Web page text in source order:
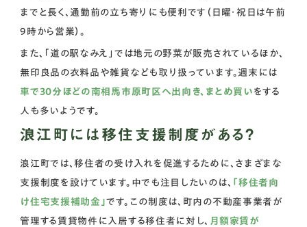
までと長く、通勤前の立ち寄りにも便利です（日曜・祝日は午前
9時から営業）。
また、「道の駅なみえ」では地元の野菜が販売されているほか、
無印良品の衣料品や雑貨なども取り扱っています。週末には
車で30分ほどの南相馬市原町区へ出向き、まとめ買い をする
人も多いようです。
浪江町には移住支援制度がある？
浪江町では、移住者の受け入れを促進するために、さまざまな
支援制度を設けています。中でも注目したいのは、 「移住者向
け住宅支援補助金」です。この制度は、町内の不動産事業者が
管理する賃貸物件に入居する移住者に対し、 月額家賃が